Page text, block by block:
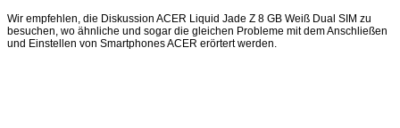
Wir empfehlen, die Diskussion ACER Liquid Jade Z 8 GB Weiß Dual SIM zu
besuchen, wo ähnliche und sogar die gleichen Probleme mit dem Anschließen
und Einstellen von Smartphones ACER erörtert werden.